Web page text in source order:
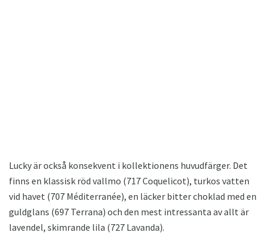
Lucky är också konsekvent i kollektionens huvudfärger. Det
finns en klassisk röd vallmo (717 Coquelicot), turkos vatten
vid havet (707 Méditerranée), en läcker bitter choklad med en
guldglans (697 Terrana) och den mest intressanta av allt är
lavendel, skimrande lila (727 Lavanda).